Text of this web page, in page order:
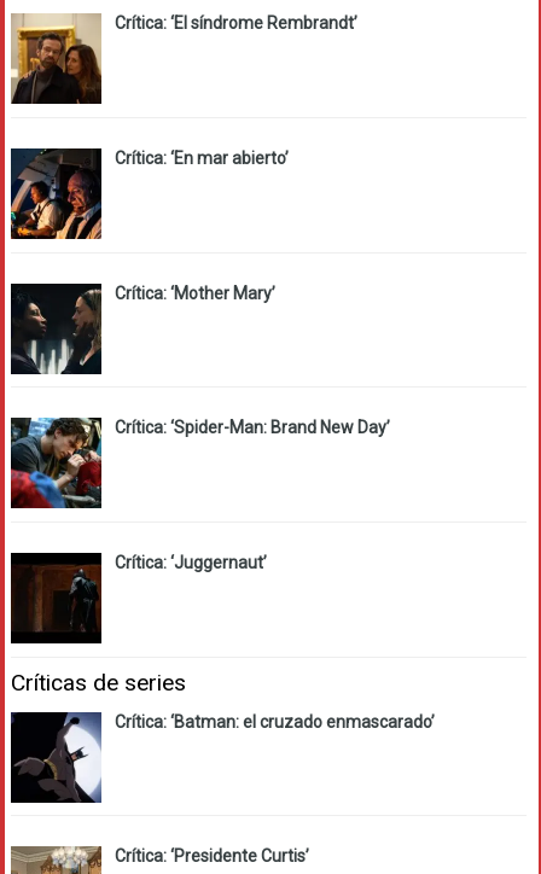
Crítica: ‘El síndrome Rembrandt’
Crítica: ‘En mar abierto’
Crítica: ‘Mother Mary’
Crítica: ‘Spider-Man: Brand New Day’
Crítica: ‘Juggernaut’
Críticas de series
Crítica: ‘Batman: el cruzado enmascarado’
Crítica: ‘Presidente Curtis’